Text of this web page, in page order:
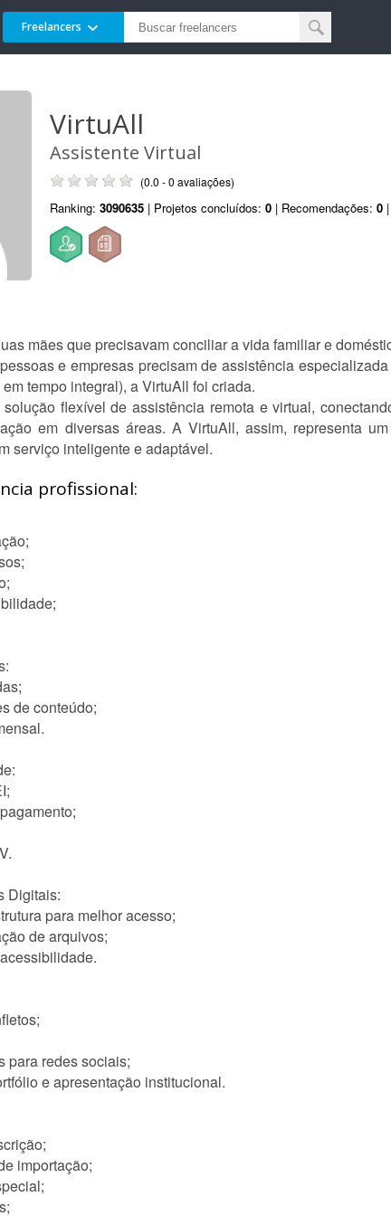
Freelancers
VirtuAll
Assistente Virtual
(0.0 - 0 avaliações)
Ranking: 3090635 | Projetos concluídos: 0 | Recomendações: 0
mães que precisavam conciliar a vida familiar e
e empresas precisam de assistência
tempo integral), a VirtuAll foi criada.
flexível de assistência remota e virtual,
em diversas áreas. A VirtuAll, assim, representa
serviço inteligente e adaptável.
profissional:
de conteúdo;
Digitais:
para melhor acesso;
de arquivos;
para redes sociais;
e apresentação institucional.
importação;